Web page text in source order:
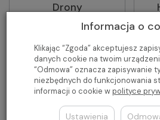
Drony
quadrocoptery,
czterowirnikowce
Informacja o
Klikając “Zgoda” akceptujesz
danych cookie na twoim
“Odmowa” oznacza zapisywanie
niezbędnych do funkcjonowania
informacji o cookie wpolityce
Ustawienia